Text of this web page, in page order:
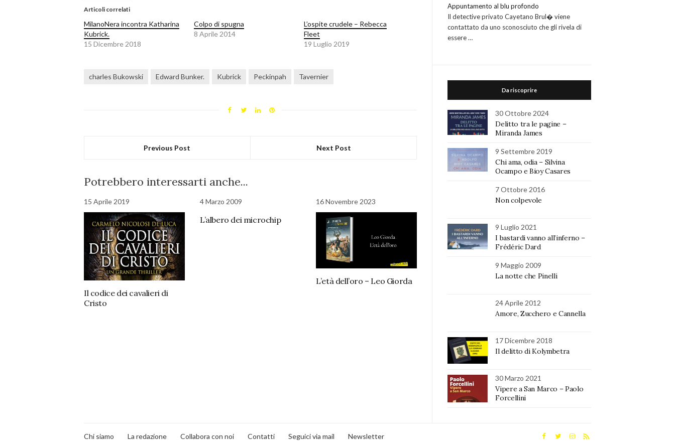
Articoli correlati
MilanoNera incontra Katharina
Kubrick.
15 Dicembre 2018
Colpo di spugna
8 Aprile 2014
L’ospite crudele – Rebecca
Fleet
19 Luglio 2019
charles Bukowski Edward Bunker. Kubrick Peckinpah Tavernier
Previous Post Next Post
Potrebbero interessarti anche...
15 Aprile 2019
Il codice dei cavalieri di
Cristo
4 Marzo 2009
L’albero dei microchip
16 Novembre 2023
L’età dell’oro – Leo Giorda
Appuntamento al blu profondo
Il detective privato Cayetano Brul� viene
contattato da uno sconosciuto che gli rivela di
essere …
Da riscoprire
30 Ottobre 2024
Delitto tra le pagine –
Miranda James
9 Settembre 2019
Chi ama, odia – Silvina
Ocampo e Bioy Casares
7 Ottobre 2016
Non colpevole
9 Luglio 2021
I bastardi vanno all’inferno –
Frédéric Dard
9 Maggio 2009
La notte che Pinelli
24 Aprile 2012
Amore, Zucchero e Cannella
17 Dicembre 2018
Il delitto di Kolymbetra
30 Marzo 2021
Vipere a San Marco – Paolo
Forcellini
Chi siamo La redazione Collabora con noi Contatti Seguici via mail Newsletter